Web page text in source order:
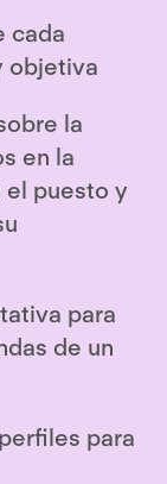
cada
objetiva
la
en la
el puesto y
para
de un
para